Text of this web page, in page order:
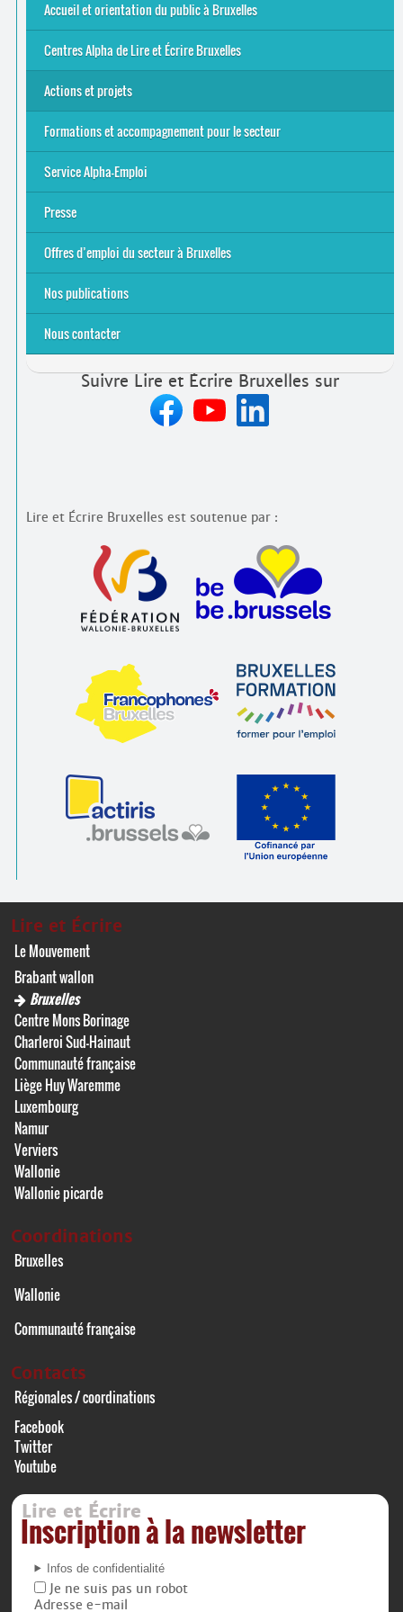
Offres d’emploi du secteur à Bruxelles
La rentrée 2026-27
Pour être belge à la plage…
A vos agendas ! Alpha bruxellois, mobilise-toi !
Inauguration du Centre Alpha Forest de Lire et Écrire
Bruxelles
... Tous les articles
Accueil et orientation du public à Bruxelles
8 Points Accueil
Publics concernés ?
Que proposons-nous ?
Qui sommes-nous ?
Centres Alpha de Lire et Écrire Bruxelles
Actions et projets
Alpha-Jeux
Arts & Alpha
Jeudis du Cinéma
Le projet Alpha-TIC
Notre projet FSE
Tac-TIC Emploi
Formations et accompagnement pour le secteur
S’initier
Se former
Se rencontrer
Être accompagné·e
Service Alpha-Emploi
Équipe et contacts
Accompagnement individuel
Accompagnement collectif
Folder Service Alpha-Emploi
Presse
2021
2024
2025
Offres d’emploi du secteur à Bruxelles
Emplois rémunérés
Bénévolat
Candidature spontanée à Lire et Écrire Bruxelles
Nos publications
Nous contacter
Suivre Lire et Écrire Bruxelles sur
Lire et Écrire Bruxelles est soutenue par :
Lire et Écrire
Le Mouvement
Brabant wallon
Bruxelles
Centre Mons Borinage
Charleroi Sud-Hainaut
Communauté française
Liège Huy Waremme
Luxembourg
Namur
Verviers
Wallonie
Wallonie picarde
Coordinations
Bruxelles
Wallonie
Communauté française
Contacts
Régionales / coordinations
Facebook
Twitter
Youtube
Lire et Écrire
Inscription à la newsletter
Infos de confidentialité
Je ne suis pas un robot
Adresse e-mail